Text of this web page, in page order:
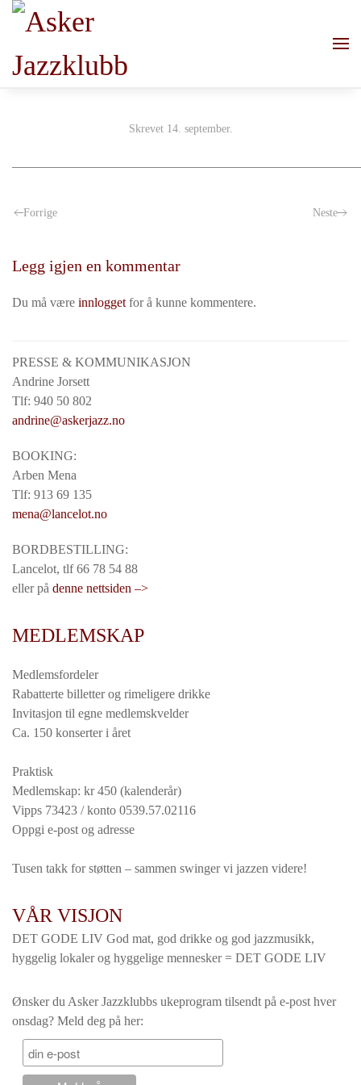
Skrevet 14. september.
Forrige Neste
Legg igjen en kommentar
Du må være innlogget for å kunne kommentere.
PRESSE & KOMMUNIKASJON
Andrine Jorsett
Tlf: 940 50 802
andrine@askerjazz.no
BOOKING:
Arben Mena
Tlf: 913 69 135
mena@lancelot.no
BORDBESTILLING:
Lancelot, tlf 66 78 54 88
eller på denne nettsiden –>
MEDLEMSKAP
Medlemsfordeler
Rabatterte billetter og rimeligere drikke
Invitasjon til egne medlemskvelder
Ca. 150 konserter i året
Praktisk
Medlemskap: kr 450 (kalenderår)
Vipps 73423 / konto 0539.57.02116
Oppgi e-post og adresse
Tusen takk for støtten – sammen swinger vi jazzen videre!
VÅR VISJON
DET GODE LIV God mat, god drikke og god jazzmusikk,
hyggelig lokaler og hyggelige mennesker = DET GODE LIV
Ønsker du Asker Jazzklubbs ukeprogram tilsendt på e-post hver
onsdag? Meld deg på her: